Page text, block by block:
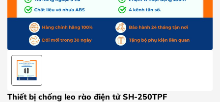
Thiết bị chống leo rào điện tử SH-250TPF